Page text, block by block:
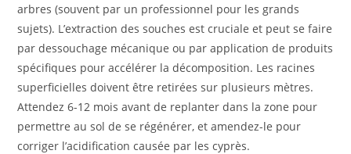
arbres (souvent par un professionnel pour les grands
sujets). L’extraction des souches est cruciale et peut se faire
par dessouchage mécanique ou par application de produits
spécifiques pour accélérer la décomposition. Les racines
superficielles doivent être retirées sur plusieurs mètres.
Attendez 6-12 mois avant de replanter dans la zone pour
permettre au sol de se régénérer, et amendez-le pour
corriger l’acidification causée par les cyprès.